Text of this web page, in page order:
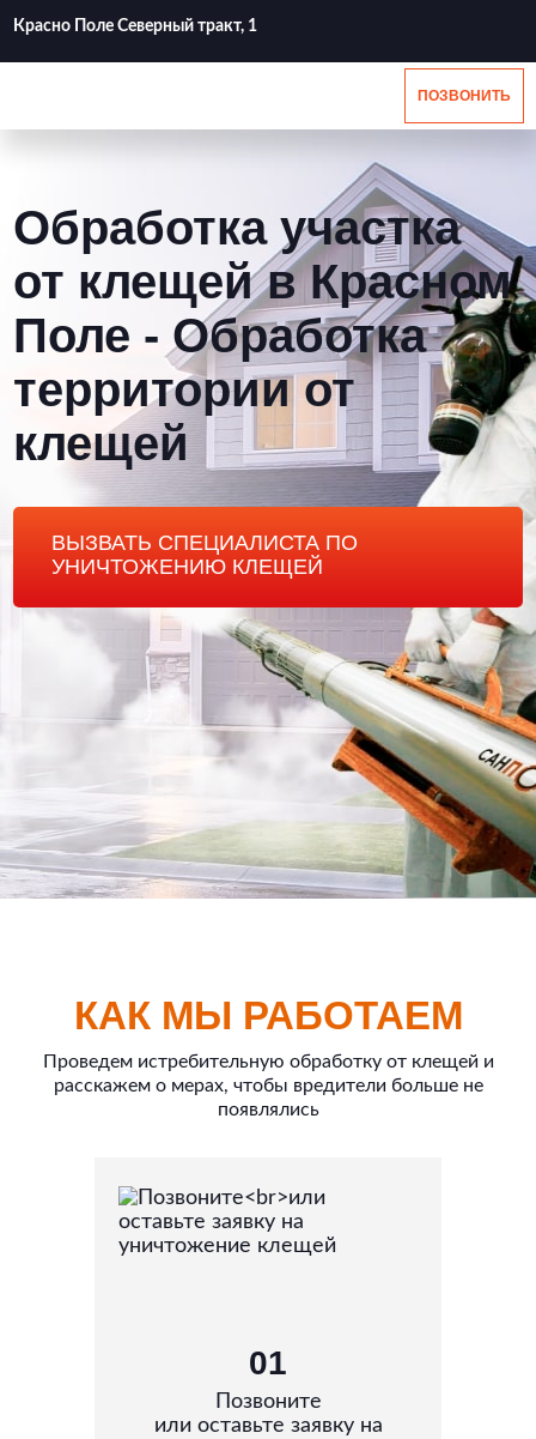
Красно Поле Северный тракт, 1
ПОЗВОНИТЬ
Обработка участка
от клещей в Красном
Поле - Обработка
территории от
клещей
ВЫЗВАТЬ СПЕЦИАЛИСТА ПО
УНИЧТОЖЕНИЮ КЛЕЩЕЙ
КАК МЫ РАБОТАЕМ
Проведем истребительную обработку от клещей и
расскажем о мерах, чтобы вредители больше не
появлялись
01
Позвоните
или оставьте заявку на